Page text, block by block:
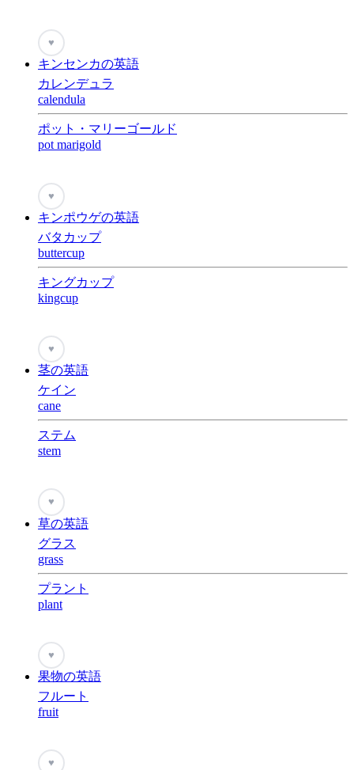
♥
キンセンカの英語
カレンデュラ
calendula
ポット・マリーゴールド
pot marigold
♥
キンポウゲの英語
バタカップ
buttercup
キングカップ
kingcup
♥
茎の英語
ケイン
cane
ステム
stem
♥
草の英語
グラス
grass
プラント
plant
♥
果物の英語
フルート
fruit
♥